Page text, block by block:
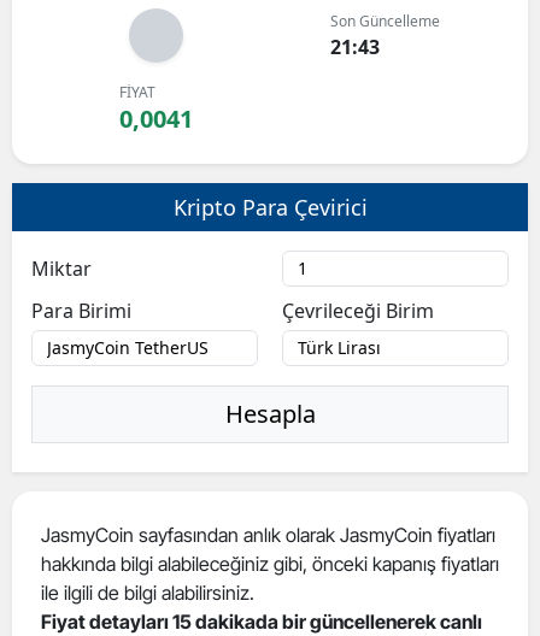
Bilecik
Burdur
Bursa
Çanakkale
Çankırı
Çorum
Denizli
Edirne
Elazığ
Son Güncelleme
21:43
FİYAT
0,0041
Kripto Para Çevirici
Miktar
Para Birimi
Çevrileceği Birim
Hesapla
JasmyCoin sayfasından anlık olarak JasmyCoin fiyatları
hakkında bilgi alabileceğiniz gibi, önceki kapanış fiyatları
ile ilgili de bilgi alabilirsiniz.
Fiyat detayları 15 dakikada bir güncellenerek canlı